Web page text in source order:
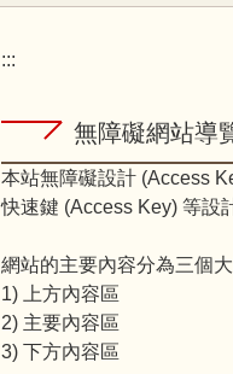
:::
無障礙網站導
本站無障礙設計 (Access
快速鍵 (Access Key) 等設
網站的主要內容分為三個
1) 上方內容區
2) 主要內容區
3) 下方內容區